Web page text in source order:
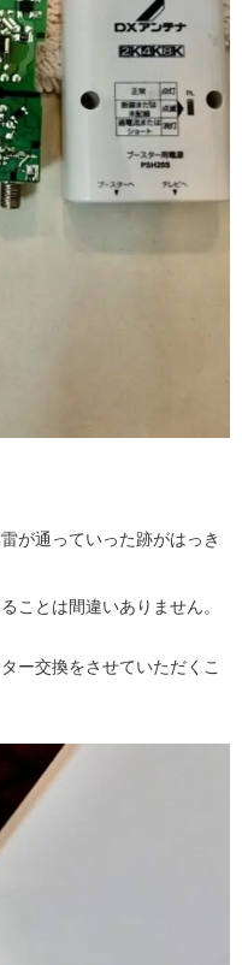
が通っていった跡がはっき
ことは間違いありません。
ー交換をさせていただくこ